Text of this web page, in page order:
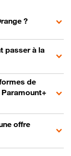
?
passer à la
de
offre